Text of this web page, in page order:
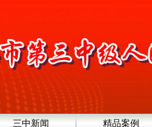
三中新闻 精品案例